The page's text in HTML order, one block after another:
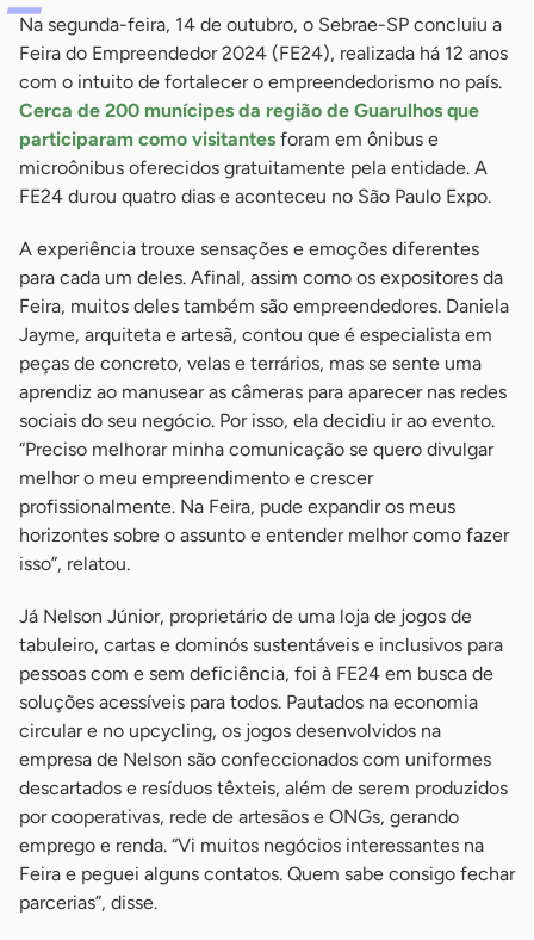
Na segunda-feira, 14 de outubro, o Sebrae-SP concluiu a
Feira do Empreendedor 2024 (FE24), realizada há 12 anos
com o intuito de fortalecer o empreendedorismo no país.
Cerca de 200 munícipes da região de Guarulhos que
participaram como visitantes foram em ônibus e
microônibus oferecidos gratuitamente pela entidade. A
FE24 durou quatro dias e aconteceu no São Paulo Expo.
A experiência trouxe sensações e emoções diferentes
para cada um deles. Afinal, assim como os expositores da
Feira, muitos deles também são empreendedores. Daniela
Jayme, arquiteta e artesã, contou que é especialista em
peças de concreto, velas e terrários, mas se sente uma
aprendiz ao manusear as câmeras para aparecer nas redes
sociais do seu negócio. Por isso, ela decidiu ir ao evento.
“Preciso melhorar minha comunicação se quero divulgar
melhor o meu empreendimento e crescer
profissionalmente. Na Feira, pude expandir os meus
horizontes sobre o assunto e entender melhor como fazer
isso”, relatou.
Já Nelson Júnior, proprietário de uma loja de jogos de
tabuleiro, cartas e dominós sustentáveis e inclusivos para
pessoas com e sem deficiência, foi à FE24 em busca de
soluções acessíveis para todos. Pautados na economia
circular e no upcycling, os jogos desenvolvidos na
empresa de Nelson são confeccionados com uniformes
descartados e resíduos têxteis, além de serem produzidos
por cooperativas, rede de artesãos e ONGs, gerando
emprego e renda. “Vi muitos negócios interessantes na
Feira e peguei alguns contatos. Quem sabe consigo fechar
parcerias”, disse.